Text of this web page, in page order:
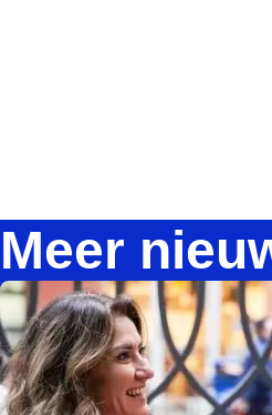
Meer